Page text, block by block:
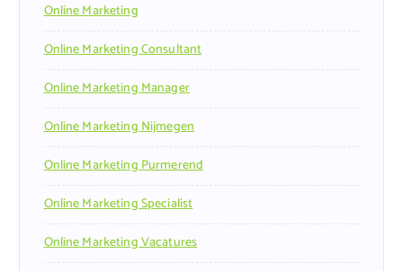
Online Marketing
Online Marketing Consultant
Online Marketing Manager
Online Marketing Nijmegen
Online Marketing Purmerend
Online Marketing Specialist
Online Marketing Vacatures